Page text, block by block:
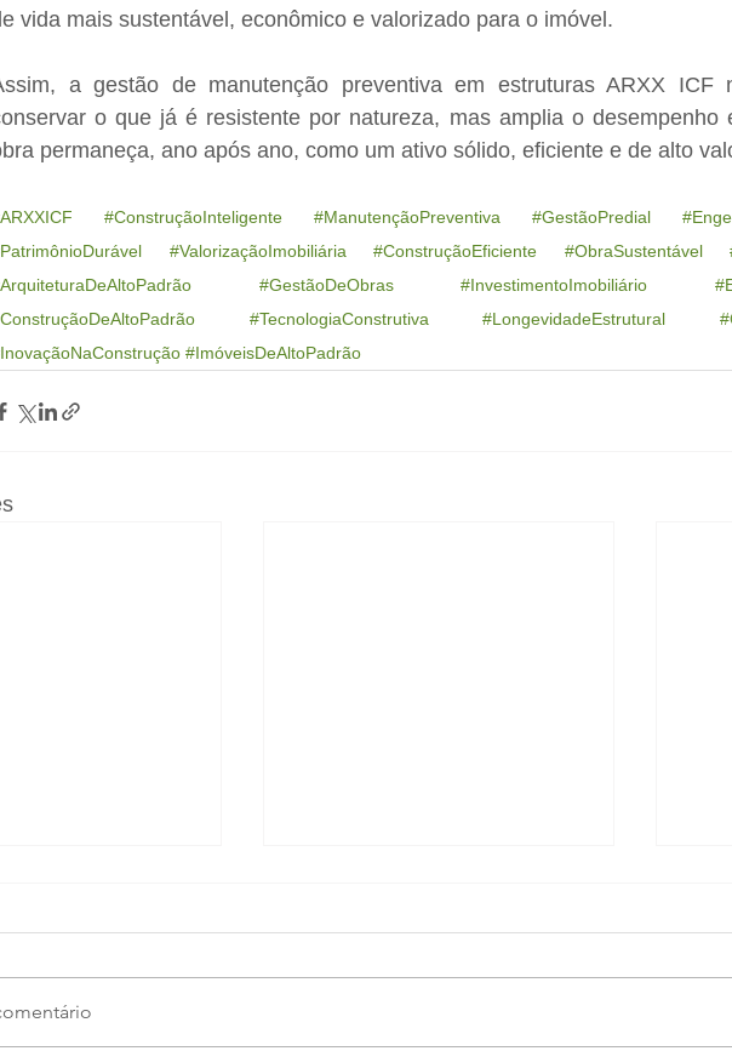
vida mais sustentável, econômico e valorizado para o imóvel.
a gestão de manutenção preventiva em estruturas ARXX
o que já é resistente por natureza, mas amplia o desempenho
permaneça, ano após ano, como um ativo sólido, eficiente e de alto
#ConstruçãoInteligente #ManutençãoPreventiva #GestãoPredial
#ValorizaçãoImobiliária #ConstruçãoEficiente #ObraSustentável
#GestãoDeObras #InvestimentoImobiliário
#TecnologiaConstrutiva #LongevidadeEstrutural
#ImóveisDeAltoPadrão